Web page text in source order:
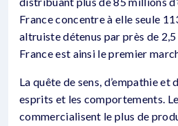
France concentre à elle seule
altruiste détenus par près de
France est ainsi le premier
La quête de sens, d’empathie et
esprits et les comportements.
commercialisent le plus de